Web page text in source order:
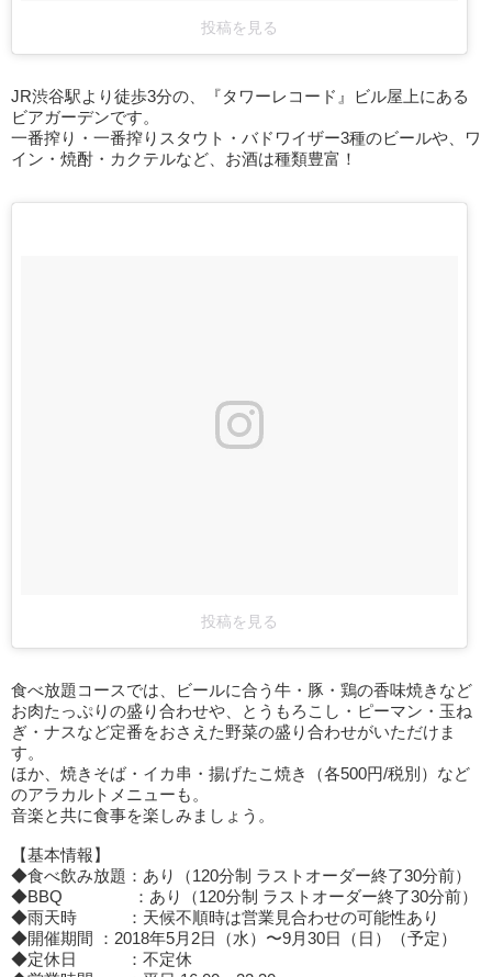
投稿を見る
JR渋谷駅より徒歩3分の、『タワーレコード』ビル屋上にある
ビアガーデンです。
一番搾り・一番搾りスタウト・バドワイザー3種のビールや、ワ
イン・焼酎・カクテルなど、お酒は種類豊富！
投稿を見る
食べ放題コースでは、ビールに合う牛・豚・鶏の香味焼きなど
お肉たっぷりの盛り合わせや、とうもろこし・ピーマン・玉ね
ぎ・ナスなど定番をおさえた野菜の盛り合わせがいただけま
す。
ほか、焼きそば・イカ串・揚げたこ焼き（各500円/税別）など
のアラカルトメニューも。
音楽と共に食事を楽しみましょう。
【基本情報】
◆食べ飲み放題：あり（120分制 ラストオーダー終了30分前）
◆BBQ ：あり（120分制 ラストオーダー終了30分前）
◆雨天時 ：天候不順時は営業見合わせの可能性あり
◆開催期間 ：2018年5月2日（水）〜9月30日（日）（予定）
◆定休日 ：不定休